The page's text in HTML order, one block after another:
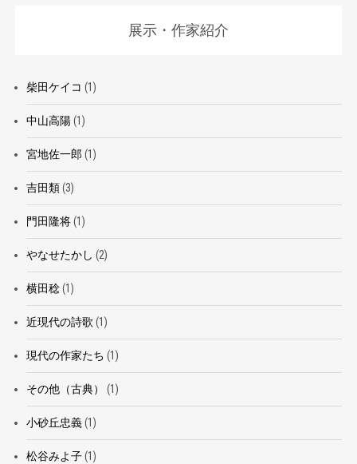
展示・作家紹介
柴田ケイコ (1)
中山高陽(1)
宮地佐一郎 (1)
吉田類(3)
門田隆将(1)
やなせたかし (2)
横田稔(1)
近現代の詩歌 (1)
現代の作家たち (1)
その他（古典） (1)
小砂丘忠義(1)
松谷みよ子(1)